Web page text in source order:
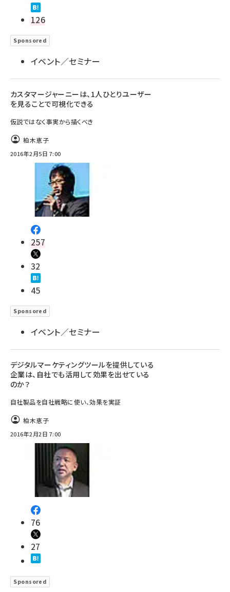
126
Sponsored
イベント／セミナー
カスタマージャーニーは、1人ひとりユーザー
を見ることで可視化できる
仮説ではなく事実から描くべき
柏木恵子
2016年2月5日 7:00
257
32
45
Sponsored
イベント／セミナー
デジタルマーケティングツールを提供している
企業は、自社でも活用して効果を出せている
のか？
自社製品を自社戦略に使い、効果を実証
柏木恵子
2016年2月2日 7:00
76
27
Sponsored